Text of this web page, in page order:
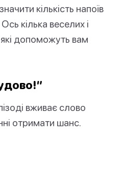
кількість напоїв
кілька веселих і
допоможуть вам
вживає слово
отримати шанс.